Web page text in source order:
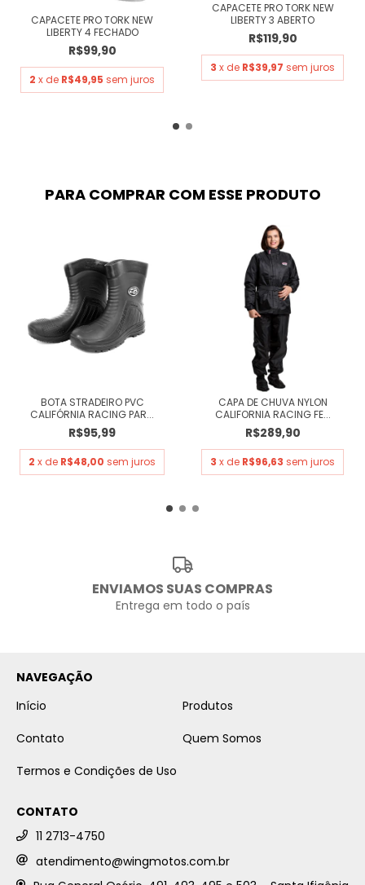
CAPACETE PRO TORK NEW
LIBERTY 4 FECHADO
R$99,90
2 x de R$49,95 sem juros
CAPACETE PRO TORK NEW
LIBERTY 3 ABERTO
R$119,90
3 x de R$39,97 sem juros
PARA COMPRAR COM ESSE PRODUTO
BOTA STRADEIRO PVC
CALIFÓRNIA RACING PAR...
R$95,99
2 x de R$48,00 sem juros
CAPA DE CHUVA NYLON
CALIFORNIA RACING FE...
R$289,90
3 x de R$96,63 sem juros
ENVIAMOS SUAS COMPRAS
Entrega em todo o país
NAVEGAÇÃO
Início
Produtos
Contato
Quem Somos
Termos e Condições de Uso
CONTATO
11 2713-4750
atendimento@wingmotos.com.br